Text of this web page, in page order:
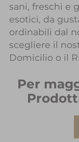
sani, freschi e
esotici, da
ordinabili dal
scegliere il
Domicilio o il
Per